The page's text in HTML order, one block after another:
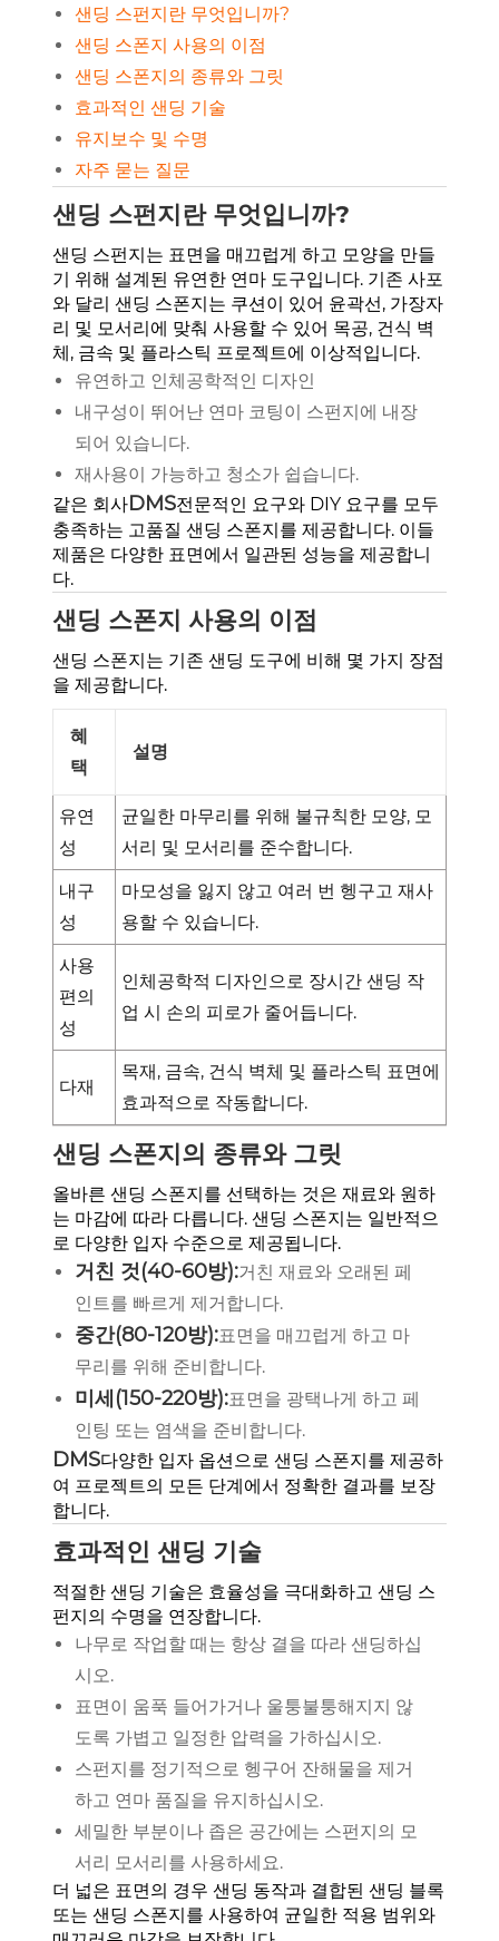
샌딩 스펀지란 무엇입니까?
샌딩 스폰지 사용의 이점
샌딩 스폰지의 종류와 그릿
효과적인 샌딩 기술
유지보수 및 수명
자주 묻는 질문
샌딩 스펀지란 무엇입니까?
샌딩 스펀지는 표면을 매끄럽게 하고 모양을 만들
기 위해 설계된 유연한 연마 도구입니다. 기존 사포
와 달리 샌딩 스폰지는 쿠션이 있어 윤곽선, 가장자
리 및 모서리에 맞춰 사용할 수 있어 목공, 건식 벽
체, 금속 및 플라스틱 프로젝트에 이상적입니다.
유연하고 인체공학적인 디자인
내구성이 뛰어난 연마 코팅이 스펀지에 내장
되어 있습니다.
재사용이 가능하고 청소가 쉽습니다.
같은 회사DMS전문적인 요구와 DIY 요구를 모두
충족하는 고품질 샌딩 스폰지를 제공합니다. 이들
제품은 다양한 표면에서 일관된 성능을 제공합니
다.
샌딩 스폰지 사용의 이점
샌딩 스폰지는 기존 샌딩 도구에 비해 몇 가지 장점
을 제공합니다.
혜
택
설명
유연
성
균일한 마무리를 위해 불규칙한 모양, 모
서리 및 모서리를 준수합니다.
내구
성
마모성을 잃지 않고 여러 번 헹구고 재사
용할 수 있습니다.
사용
편의
성
인체공학적 디자인으로 장시간 샌딩 작
업 시 손의 피로가 줄어듭니다.
다재
목재, 금속, 건식 벽체 및 플라스틱 표면에
효과적으로 작동합니다.
샌딩 스폰지의 종류와 그릿
올바른 샌딩 스폰지를 선택하는 것은 재료와 원하
는 마감에 따라 다릅니다. 샌딩 스폰지는 일반적으
로 다양한 입자 수준으로 제공됩니다.
거친 것(40-60방):거친 재료와 오래된 페
인트를 빠르게 제거합니다.
중간(80-120방):표면을 매끄럽게 하고 마
무리를 위해 준비합니다.
미세(150-220방):표면을 광택나게 하고 페
인팅 또는 염색을 준비합니다.
DMS다양한 입자 옵션으로 샌딩 스폰지를 제공하
여 프로젝트의 모든 단계에서 정확한 결과를 보장
합니다.
효과적인 샌딩 기술
적절한 샌딩 기술은 효율성을 극대화하고 샌딩 스
펀지의 수명을 연장합니다.
나무로 작업할 때는 항상 결을 따라 샌딩하십
시오.
표면이 움푹 들어가거나 울퉁불퉁해지지 않
도록 가볍고 일정한 압력을 가하십시오.
스펀지를 정기적으로 헹구어 잔해물을 제거
하고 연마 품질을 유지하십시오.
세밀한 부분이나 좁은 공간에는 스펀지의 모
서리 모서리를 사용하세요.
더 넓은 표면의 경우 샌딩 동작과 결합된 샌딩 블록
또는 샌딩 스폰지를 사용하여 균일한 적용 범위와